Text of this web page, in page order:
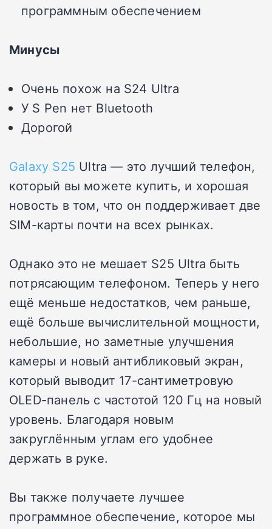
программным обеспечением
Минусы
Очень похож на S24 Ultra
У S Pen нет Bluetooth
Дорогой
Galaxy S25 Ultra — это лучший телефон,
который вы можете купить, и хорошая
новость в том, что он поддерживает две
SIM-карты почти на всех рынках.
Однако это не мешает S25 Ultra быть
потрясающим телефоном. Теперь у него
ещё меньше недостатков, чем раньше,
ещё больше вычислительной мощности,
небольшие, но заметные улучшения
камеры и новый антибликовый экран,
который выводит 17-сантиметровую
OLED-панель с частотой 120 Гц на новый
уровень. Благодаря новым
закруглённым углам его удобнее
держать в руке.
Вы также получаете лучшее
программное обеспечение, которое мы